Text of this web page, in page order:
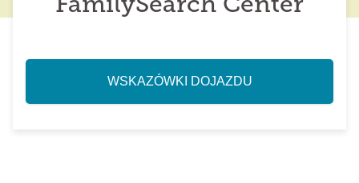
FamilySearch Center
WSKAZÓWKI DOJAZDU